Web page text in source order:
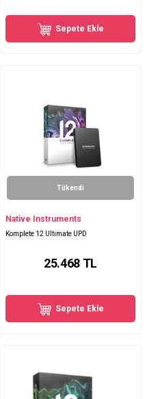
Sepete Ekle
Tükendi
Native Instruments
Komplete 12 Ultimate UPD
25.468TL
Sepete Ekle